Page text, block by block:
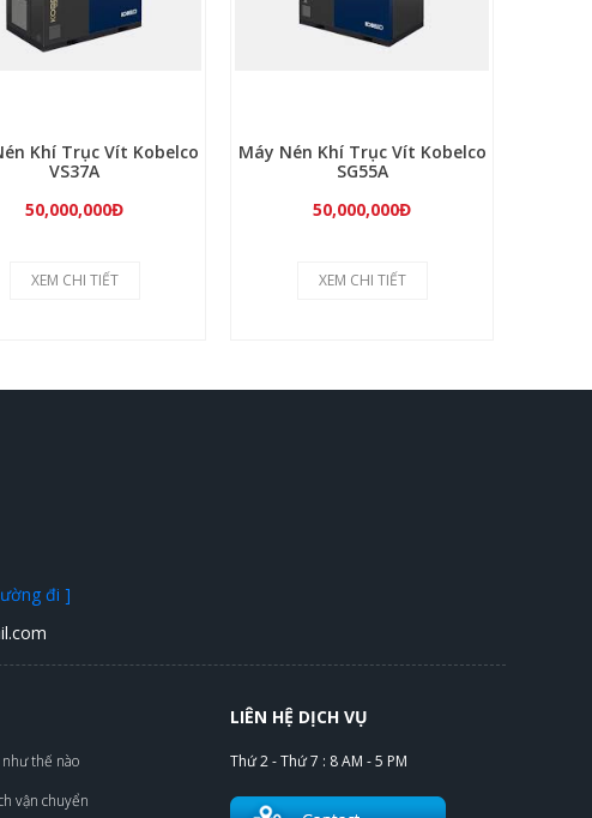
Khí Trục Vít Kobelco
VS37A
50,000,000Đ
XEM CHI TIẾT
Máy Nén Khí Trục Vít Kobelco
SG55A
50,000,000Đ
XEM CHI TIẾT
đi ]
thế nào
vận chuyển
LIÊN HỆ DỊCH VỤ
Thứ 2 - Thứ 7 : 8 AM - 5 PM